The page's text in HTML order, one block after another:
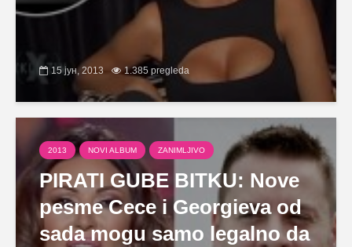
15 јун, 2013 1.385 pregleda
2013 NOVI ALBUM ZANIMLJIVO
PIRATI GUBE BITKU: Nove
pesme Cece i Georgieva od
sada mogu samo legalno da